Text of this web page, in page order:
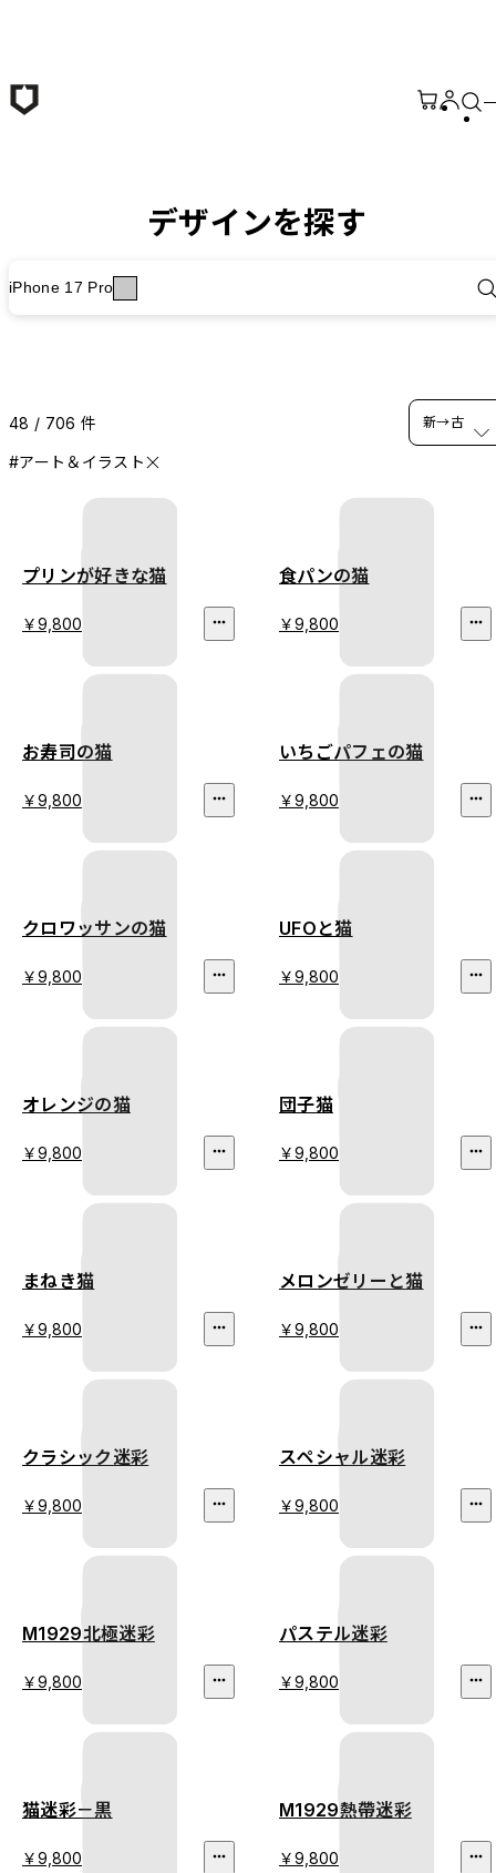
デザインを探す
iPhone 17 Pro
48 / 706 件
#アート＆イラスト
新→古
プリンが好きな猫
￥9,800
食パンの猫
￥9,800
お寿司の猫
￥9,800
いちごパフェの猫
￥9,800
クロワッサンの猫
￥9,800
UFOと猫
￥9,800
オレンジの猫
￥9,800
団子猫
￥9,800
まねき猫
￥9,800
メロンゼリーと猫
￥9,800
クラシック迷彩
￥9,800
スペシャル迷彩
￥9,800
M1929北極迷彩
￥9,800
パステル迷彩
￥9,800
猫迷彩－黒
￥9,800
M1929熱帶迷彩
￥9,800